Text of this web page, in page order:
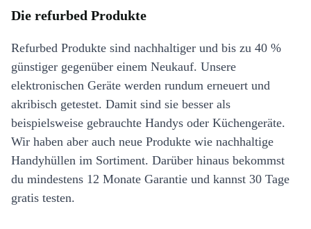
Die refurbed Produkte
Refurbed Produkte sind nachhaltiger und bis zu 40 %
günstiger gegenüber einem Neukauf. Unsere
elektronischen Geräte werden rundum erneuert und
akribisch getestet. Damit sind sie besser als
beispielsweise gebrauchte Handys oder Küchengeräte.
Wir haben aber auch neue Produkte wie nachhaltige
Handyhüllen im Sortiment. Darüber hinaus bekommst
du mindestens 12 Monate Garantie und kannst 30 Tage
gratis testen.